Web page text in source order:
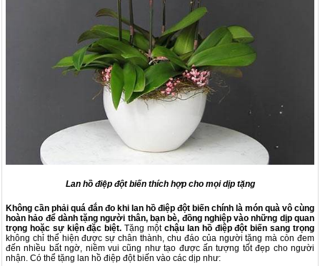
Lan hồ điệp đột biến thích hợp cho mọi dịp tặng
Không cần phải quá đắn đo khi lan hồ điệp đột biến chính là món quà vô cùng
hoàn hảo để dành tặng người thân, bạn bè, đồng nghiệp vào những dịp quan
trọng hoặc sự kiện đặc biệt.Tặng một chậu lan hồ điệp đột biến sang trọng
không chỉ thể hiện được sự chân thành, chu đáo của người tặng mà còn đem
đến nhiều bất ngờ, niềm vui cũng như tạo được ấn tượng tốt đẹp cho người
nhận. Có thể tặng lan hồ điệp đột biến vào các dịp như: